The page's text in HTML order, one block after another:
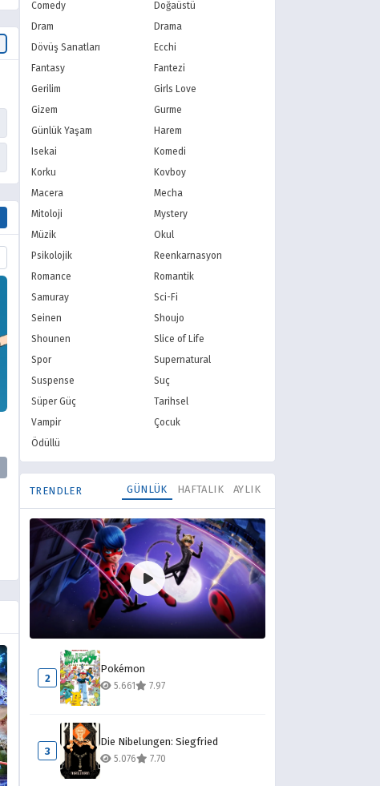
PBS Kids
FOX Türkiye
Comedy
Doğaüstü
Dram
Drama
Dövüş Sanatları
Ecchi
Fantasy
Fantezi
Gerilim
Girls Love
Gizem
Gurme
Günlük Yaşam
Harem
Isekai
Komedi
Korku
Kovboy
Macera
Mecha
Mitoloji
Mystery
Müzik
Okul
Psikolojik
Reenkarnasyon
Romance
Romantik
Samuray
Sci-Fi
Seinen
Shoujo
Shounen
Slice of Life
Spor
Supernatural
Suspense
Suç
Süper Güç
Tarihsel
Vampir
Çocuk
Ödüllü
TRENDLER GÜNLÜK HAFTALIK AYLIK
1
Mucize Uğur Böceği ile Kara Kedi
14.010 8.10
2
Pokémon
5.661 7.97
3
Die Nibelungen: Siegfried
5.076 7.70